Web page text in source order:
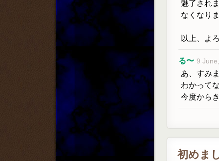
魅了され
なくなり
以上、よ
る〜 9
あ、すみ
わかって
今度から
初めま